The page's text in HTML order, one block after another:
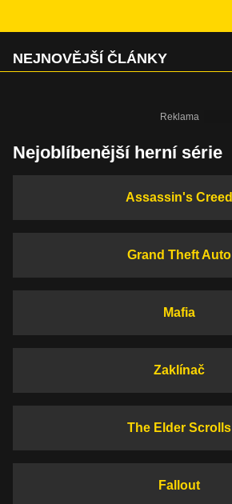
NEJNOVĚJŠÍ ČLÁNKY
Nejoblíbenější herní série
Assassin's Creed
Grand Theft Auto
Mafia
Zaklínač
The Elder Scrolls
Fallout